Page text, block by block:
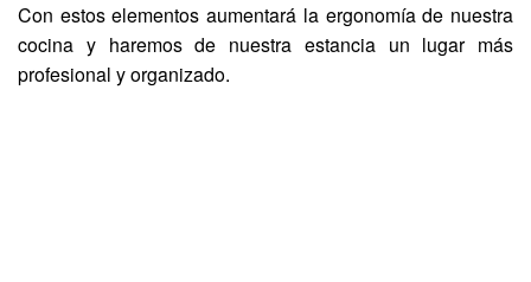
Con estos elementos aumentará la ergonomía de nuestra
cocina y haremos de nuestra estancia un lugar más
profesional y organizado.